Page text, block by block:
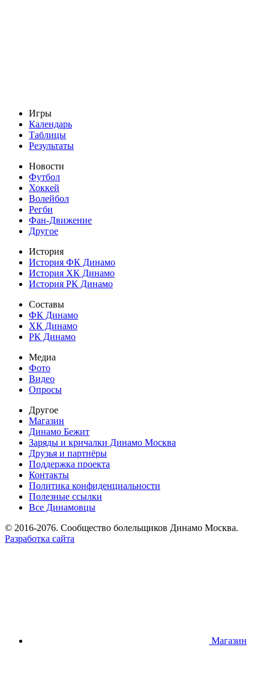
Игры
Календарь
Таблицы
Результаты
Новости
Футбол
Хоккей
Волейбол
Регби
Фан-Движение
Другое
История
История ФК Динамо
История ХК Динамо
История РК Динамо
Составы
ФК Динамо
ХК Динамо
РК Динамо
Медиа
Фото
Видео
Опросы
Другое
Магазин
Динамо Бежит
Заряды и кричалки Динамо Москва
Друзья и партнёры
Поддержка проекта
Контакты
Политика конфиденциальности
Полезные ссылки
Все Динамовцы
© 2016-2076. Сообщество болельщиков Динамо Москва.
Разработка сайта
Магазин